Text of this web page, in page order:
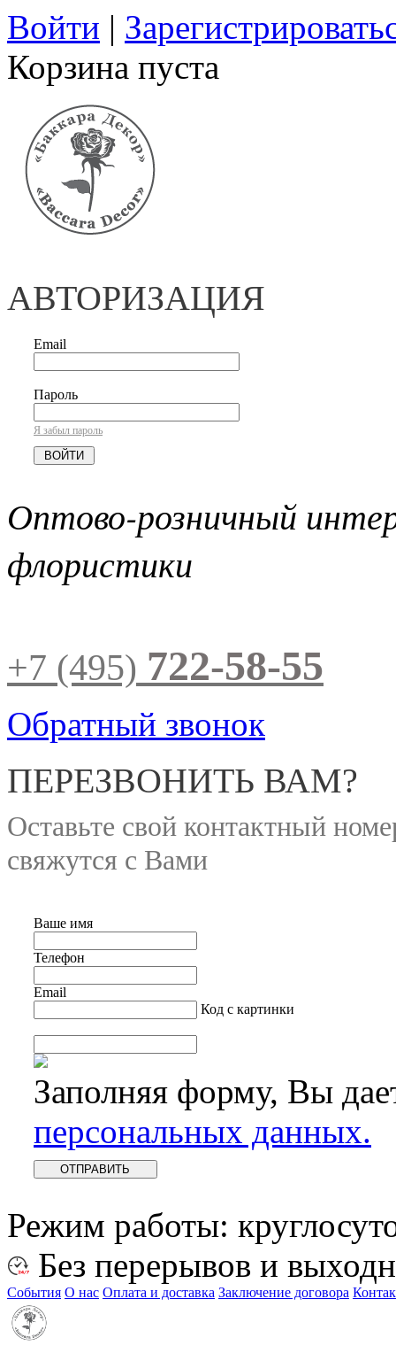
Войти |
Корзина пуста
АВТОРИЗАЦИЯ
Email
Пароль
Я забыл пароль
Оптово-розничный
флористики
+7 (495) 722-58-55
Обратный звонок
ПЕРЕЗВОНИТЬ ВАМ?
Оставьте свой контактный
свяжутся с Вами
Ваше имя
Телефон
Email
Код с картинки
Заполняя форму, Вы
персональных данных.
Режим работы:
Без перерывов и
События О нас Оплата и доставка Заключение договора